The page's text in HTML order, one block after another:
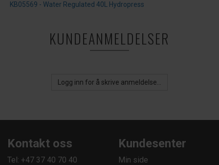
KB05569 - Water Regulated 40L Hydropress
KUNDEANMELDELSER
Logg inn for å skrive anmeldelse...
Kontakt oss
Tel: +47 37 40 70 40
Kundesenter
Min side